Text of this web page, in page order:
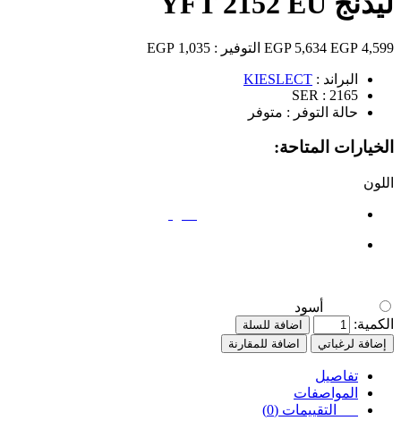
4,599 EGP
5,634 EGP التوفير : 1,035 EGP
البراند : KIESLECT
SER : 2165
حالة التوفر : متوفر
الخيارات المتاحة:
اللون
أسود
الكمية:
اضافة للسلة
إضافة لرغباتي
اضافة للمقارنة
تفاصيل
المواصفات
التقييمات (0)